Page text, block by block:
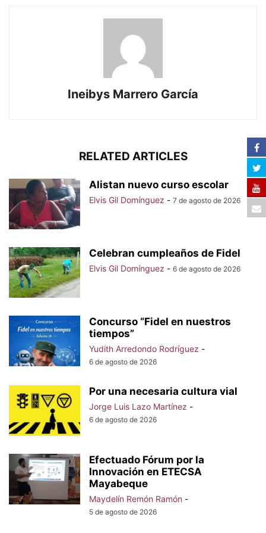
Ineibys Marrero García
RELATED ARTICLES
Alistan nuevo curso escolar
Elvis Gil Domínguez - 7 de agosto de 2026
Celebran cumpleaños de Fidel
Elvis Gil Domínguez - 6 de agosto de 2026
Concurso “Fidel en nuestros
tiempos”
Yudith Arredondo Rodríguez -
6 de agosto de 2026
Por una necesaria cultura vial
Jorge Luis Lazo Martínez -
6 de agosto de 2026
Efectuado Fórum por la
Innovación en ETECSA
Mayabeque
Maydelín Remón Ramón -
5 de agosto de 2026